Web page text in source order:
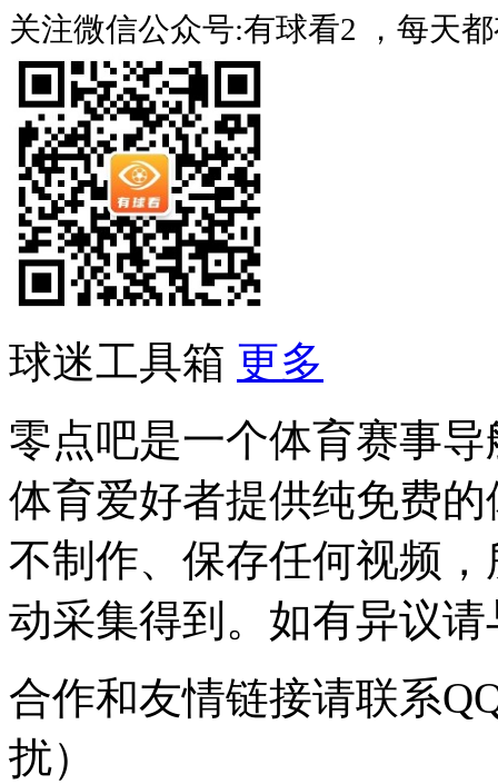
关注微信公众号:有球看2 ，每天
球迷工具箱 更多
零点吧是一个体育赛事
体育爱好者提供纯免费
不制作、保存任何视频
动采集得到。如有异议
合作和友情链接请联系
扰）